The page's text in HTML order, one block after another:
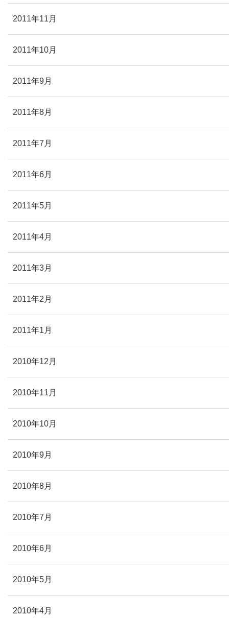
2011年11月
2011年10月
2011年9月
2011年8月
2011年7月
2011年6月
2011年5月
2011年4月
2011年3月
2011年2月
2011年1月
2010年12月
2010年11月
2010年10月
2010年9月
2010年8月
2010年7月
2010年6月
2010年5月
2010年4月